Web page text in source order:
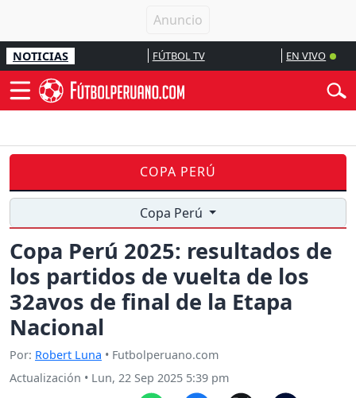
NOTICIAS FÚTBOL TV EN VIVO
COPA PERÚ
Copa Perú
Copa Perú 2025: resultados de
los partidos de vuelta de los
32avos de final de la Etapa
Nacional
Por: Robert Luna • Futbolperuano.com
Actualización • Lun, 22 Sep 2025 5:39 pm